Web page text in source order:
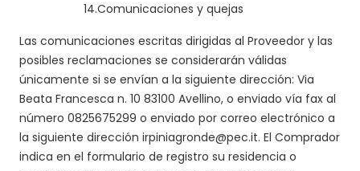
14.Comunicaciones y quejas
Las comunicaciones escritas dirigidas al Proveedor y las
posibles reclamaciones se considerarán válidas
únicamente si se envían a la siguiente dirección: Via
Beata Francesca n. 10 83100 Avellino, o enviado vía fax al
número 0825675299 o enviado por correo electrónico a
la siguiente dirección irpiniagronde@pec.it. El Comprador
indica en el formulario de registro su residencia o